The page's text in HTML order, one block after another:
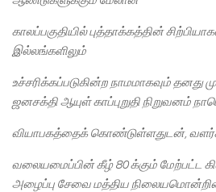
காலப்பகுதியில் புத்தாக்கத்தின்
இல்லங்களிலும்
உச்சரிக்கப்படுகின்ற நாமமாகவும் தனது
ஜனசக்தி ஆயுள் காப்புறுதி நிறுவனம்
வியாபகத்தைக் கொண்டுள்ளதுடன்,
வலையமைப்பின் கீழ் 80 க்கும் மேற்பட்ட
அழைப்பு சேவை மத்திய